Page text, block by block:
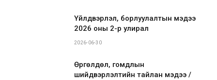
Үйлдвэрлэл, борлуулалтын мэдээ
2026 оны 2-р улирал
2026-06-30
Өргөлдөл, гомдлын
шийдвэрлэлтийн тайлан мэдээ /